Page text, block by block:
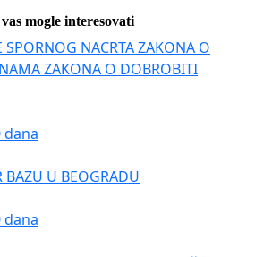
mogle interesovati
SPORNOG NACRTA ZAKONA O
ZAKONA O DOBROBITI
dana
BAZU U BEOGRADU
dana